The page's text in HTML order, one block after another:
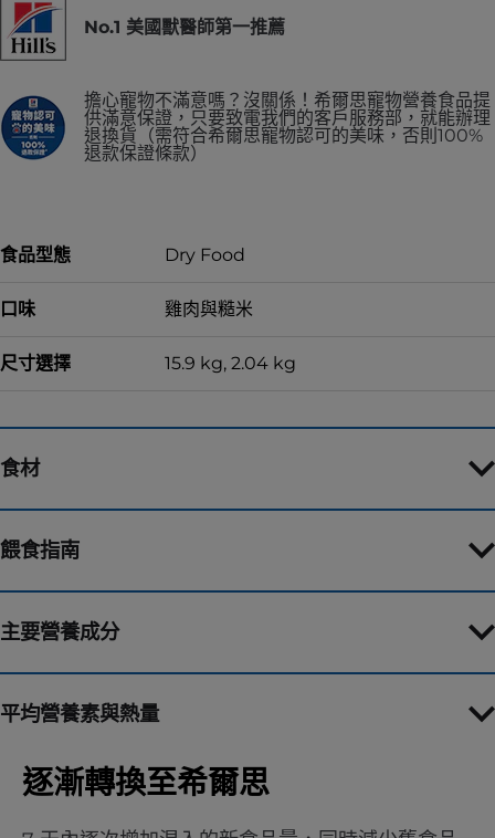
No.1 美國獸醫師第一推薦
擔心寵物不滿意嗎？沒關係！希爾思寵物營養食品提
供滿意保證，只要致電我們的客戶服務部，就能辦理
退換貨（需符合希爾思寵物認可的美味，否則100%
退款保證條款）
食品型態 Dry Food
口味 雞肉與糙米
尺寸選擇 15.9 kg, 2.04 kg
食材
餵食指南
主要營養成分
平均營養素與熱量
逐漸轉換至希爾思